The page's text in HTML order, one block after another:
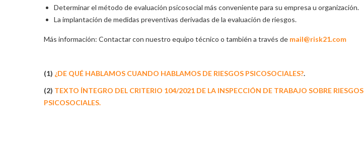
Determinar el método de evaluación psicosocial más conveniente para su empresa u organización.
La implantación de medidas preventivas derivadas de la evaluación de riesgos.
Más información: Contactar con nuestro equipo técnico o también a través de mail@risk21.com
(1) ¿DE QUÉ HABLAMOS CUANDO HABLAMOS DE RIESGOS PSICOSOCIALES?.
(2) TEXTO ÍNTEGRO DEL CRITERIO 104/2021 DE LA INSPECCIÓN DE TRABAJO SOBRE RIESGOS
PSICOSOCIALES.